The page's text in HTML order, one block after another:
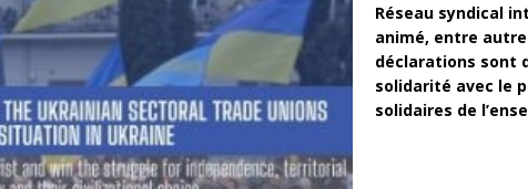
Réseau syndical
animé, entre
déclarations sont
solidarité avec le
solidaires de